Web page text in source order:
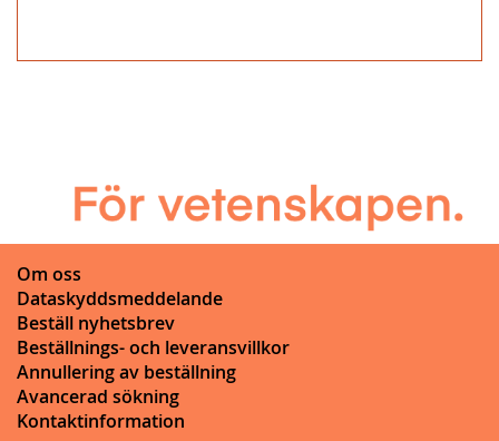
Om oss
Dataskyddsmeddelande
Beställ nyhetsbrev
Beställnings- och leveransvillkor
Annullering av beställning
Avancerad sökning
Kontaktinformation